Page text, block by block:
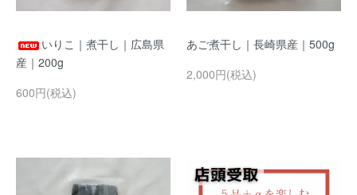
いりこ｜煮干し｜広島県
産｜200g
600円(税込)
あご煮干し｜長崎県産｜500g
2,000円(税込)